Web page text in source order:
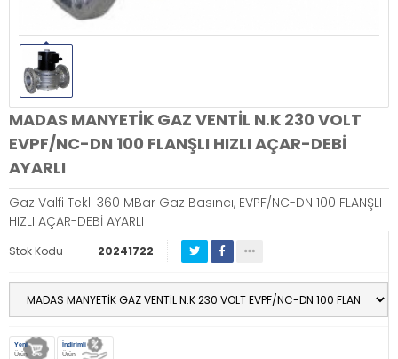
MADAS MANYETİK GAZ VENTİL N.K 230 VOLT
EVPF/NC-DN 100 FLANŞLI HIZLI AÇAR-DEBİ
AYARLI
Gaz Valfi Tekli 360 MBar Gaz Basıncı, EVPF/NC-DN 100 FLANŞLI
HIZLI AÇAR-DEBİ AYARLI
Stok Kodu 20241722
Yeni
Ürün
İndirimli
Ürün